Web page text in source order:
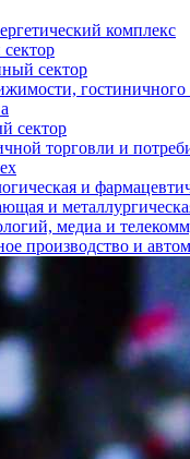
комплекс
сектор
гостиничного
сектор
торговли и
и
и
медиа и
производство и